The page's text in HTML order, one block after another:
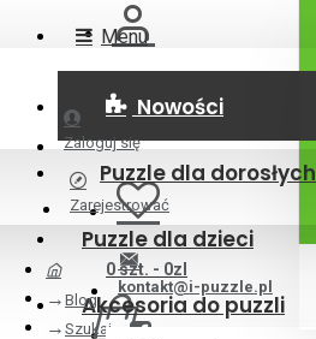
kontakt@i-puzzle.pl
0 szt. - 0zl
Menu
Nowości
Puzzle dla dorosłych
Puzzle dla dzieci
Akcesoria do puzzli
Zaloguj się
Zarejestrować
Blog
Szukaj